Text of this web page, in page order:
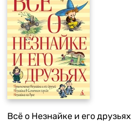
Всё о Незнайке и его друзьях